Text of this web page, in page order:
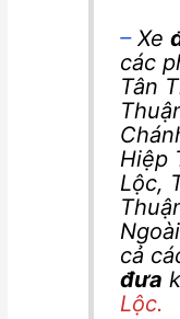
–Xe
các
Tân
Hiệp
Lộc,
cả
đưa
Lộc.